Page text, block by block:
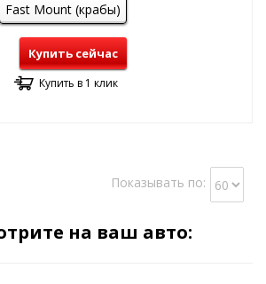
Fast Mount (крабы)
Купить сейчас
Купить в 1 клик
Показывать по:
на ваш авто: